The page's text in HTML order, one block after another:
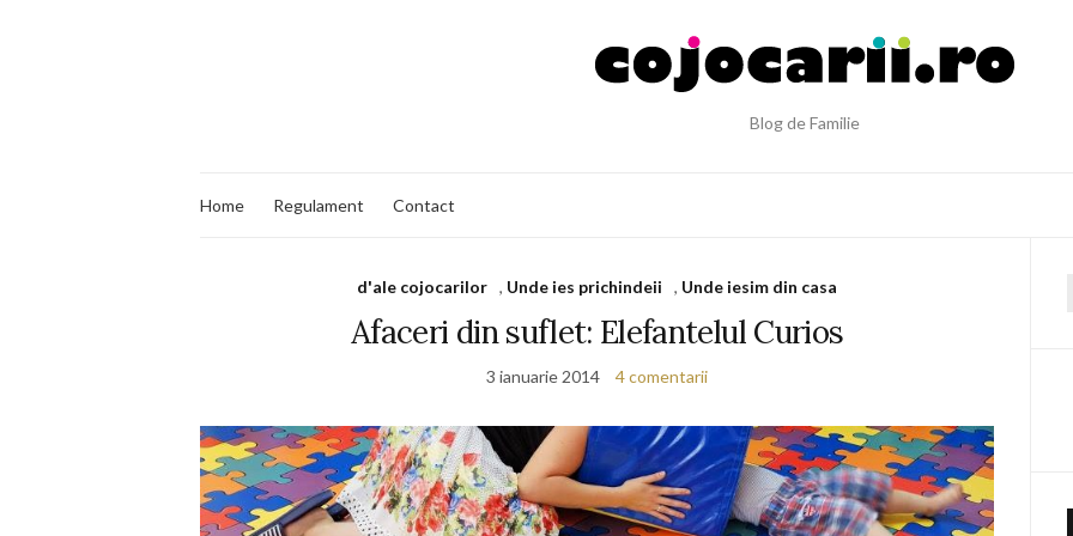
Blog de Familie
Home Regulament Contact
d'ale cojocarilor , Unde ies prichindeii , Unde iesim din casa
Afaceri din suflet: Elefantelul Curios
3 ianuarie 2014 4 comentarii